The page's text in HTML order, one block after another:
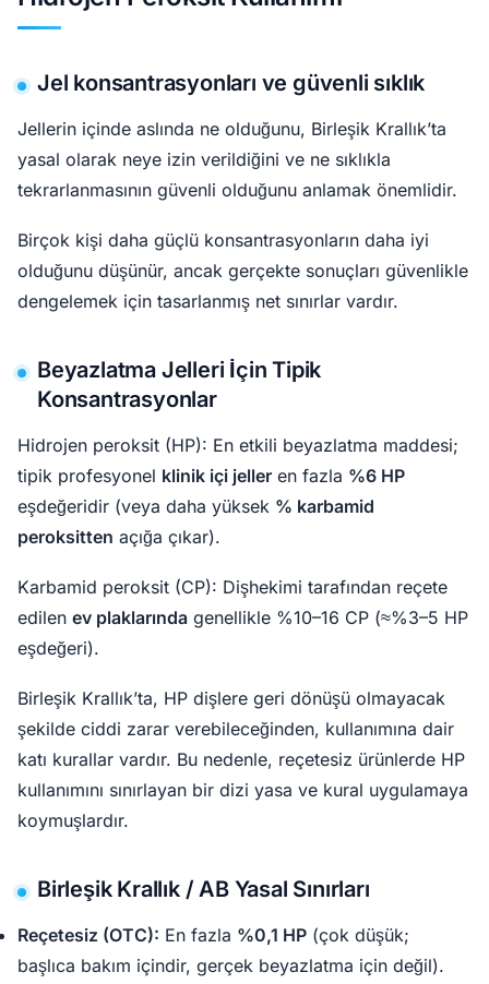
Jel konsantrasyonları ve güvenli sıklık
Jellerin içinde aslında ne olduğunu, Birleşik Krallık’ta
yasal olarak neye izin verildiğini ve ne sıklıkla
tekrarlanmasının güvenli olduğunu anlamak önemlidir.
Birçok kişi daha güçlü konsantrasyonların daha iyi
olduğunu düşünür, ancak gerçekte sonuçları güvenlikle
dengelemek için tasarlanmış net sınırlar vardır.
Beyazlatma Jelleri İçin Tipik
Konsantrasyonlar
Hidrojen peroksit (HP): En etkili beyazlatma maddesi;
tipik profesyonel klinik içi jeller en fazla %6 HP
eşdeğeridir (veya daha yüksek % karbamid
peroksitten açığa çıkar).
Karbamid peroksit (CP): Dişhekimi tarafından reçete
edilen ev plaklarında genellikle %10–16 CP (≈%3–5 HP
eşdeğeri).
Birleşik Krallık’ta, HP dişlere geri dönüşü olmayacak
şekilde ciddi zarar verebileceğinden, kullanımına dair
katı kurallar vardır. Bu nedenle, reçetesiz ürünlerde HP
kullanımını sınırlayan bir dizi yasa ve kural uygulamaya
koymuşlardır.
Birleşik Krallık / AB Yasal Sınırları
Reçetesiz (OTC): En fazla %0,1 HP (çok düşük;
başlıca bakım içindir, gerçek beyazlatma için değil).